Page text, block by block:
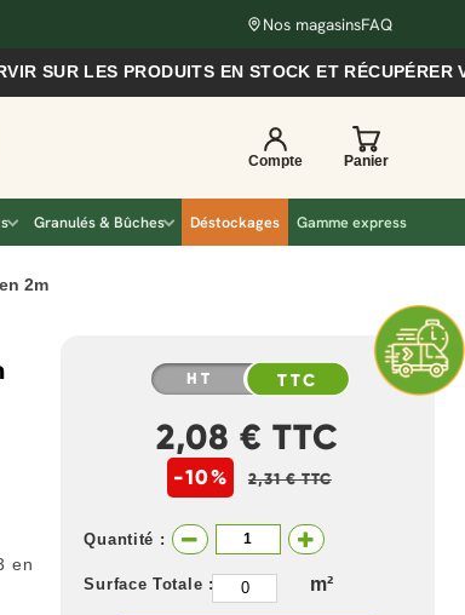
Nos magasinsFAQ
PRODUITS EN STOCK ET RÉCUPÉRER VOS
Granulés & Bûches Déstockages Gamme express
2m
en
HT TTC
2,08 € TTC
-10% 2,31 € TTC
Quantité :
Surface Totale : m²